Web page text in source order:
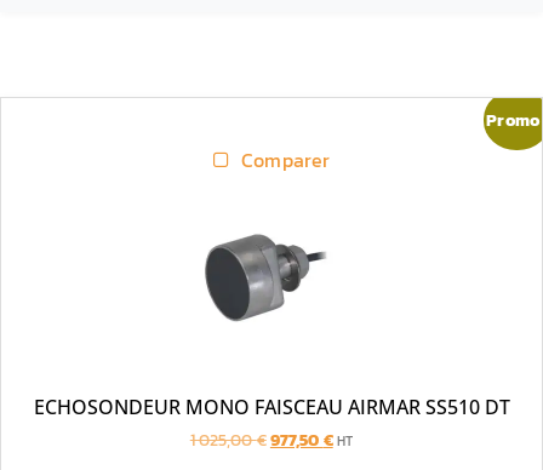
Comparer
Promo
ECHOSONDEUR MONO FAISCEAU AIRMAR SS510 DT
1 025,00€977,50 € HT